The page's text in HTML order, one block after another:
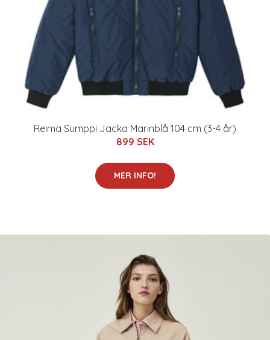
Reima Sumppi Jacka Marinblå 104 cm (3-4 år)
899 SEK
MER INFO!